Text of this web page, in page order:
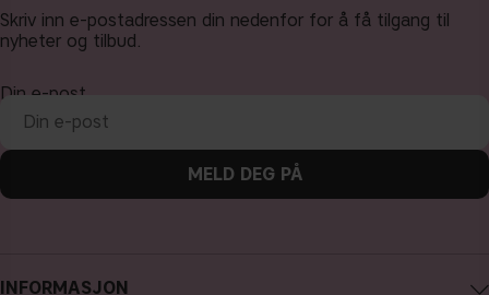
INFORMASJON
Skriv inn e-postadressen din nedenfor for å få tilgang til
nyheter og tilbud.
Din e-post
MELD DEG PÅ